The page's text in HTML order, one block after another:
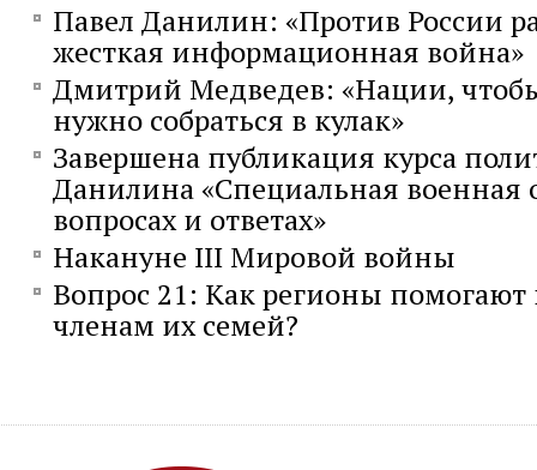
Павел Данилин: «Против России
жесткая информационная война»
Дмитрий Медведев: «Нации,
нужно собраться в кулак»
Завершена публикация курса
Данилина «Специальная военная
вопросах и ответах»
Накануне III Мировой войны
Вопрос 21: Как регионы
членам их семей?